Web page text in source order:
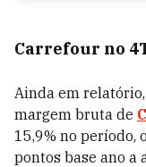
Carrefour no
Ainda em
margem bruta de
15,9% no período,
pontos base ano a